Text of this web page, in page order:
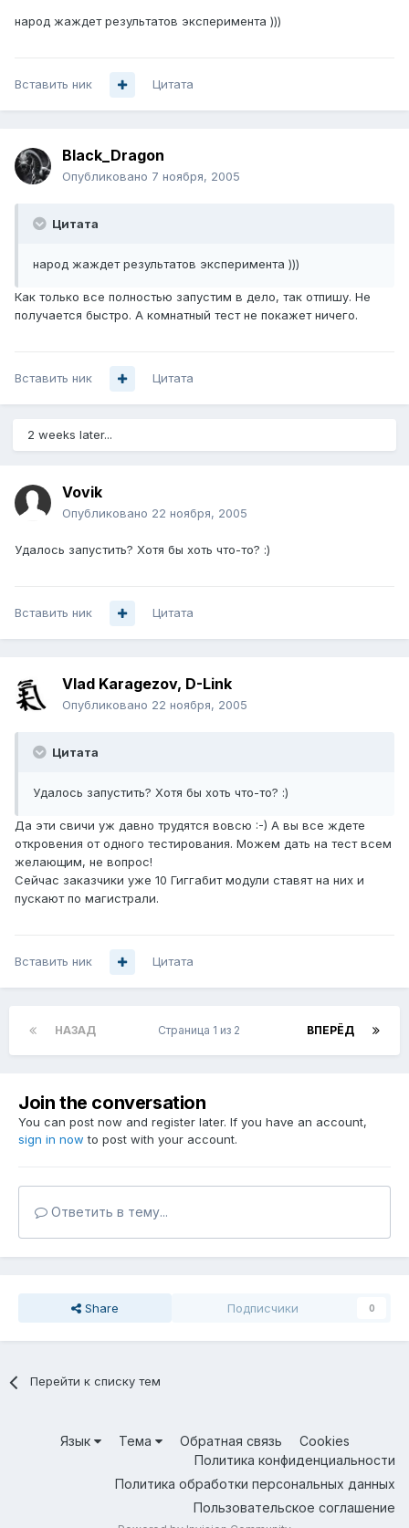
народ жаждет результатов эксперимента )))
Вставить ник Цитата
Black_Dragon
Опубликовано 7 ноября, 2005
Цитата
народ жаждет результатов эксперимента )))
Как только все полностью запустим в дело, так отпишу. Не
получается быстро. А комнатный тест не покажет ничего.
Вставить ник Цитата
2 weeks later...
Vovik
Опубликовано 22 ноября, 2005
Удалось запустить? Хотя бы хоть что-то? :)
Вставить ник Цитата
Vlad Karagezov, D-Link
Опубликовано 22 ноября, 2005
Цитата
Удалось запустить? Хотя бы хоть что-то? :)
Да эти свичи уж давно трудятся вовсю :-) А вы все ждете
откровения от одного тестирования. Можем дать на тест всем
желающим, не вопрос!
Сейчас заказчики уже 10 Гиггабит модули ставят на них и
пускают по магистрали.
Вставить ник Цитата
НАЗАД ВПЕРЁД
Страница 1 из 2
Join the conversation
You can post now and register later. If you have an account,
sign in now to post with your account.
Ответить в тему...
Share Подписчики 0
Перейти к списку тем
Язык Тема Обратная связь
Cookies
Политика конфиденциальности
Политика обработки персональных данных
Пользовательское соглашение